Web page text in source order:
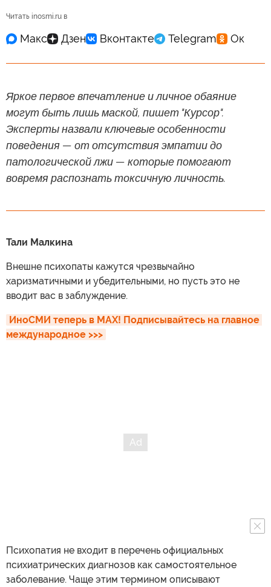
Читать inosmi.ru в
Яркое первое впечатление и личное обаяние
могут быть лишь маской, пишет "Курсор".
Эксперты назвали ключевые особенности
поведения — от отсутствия эмпатии до
патологической лжи — которые помогают
вовремя распознать токсичную личность.
Тали Малкина
Внешне психопаты кажутся чрезвычайно
харизматичными и убедительными, но пусть это не
вводит вас в заблуждение.
ИноСМИ теперь в MAX! Подписывайтесь на главное
международное >>>
Психопатия не входит в перечень официальных
психиатрических диагнозов как самостоятельное
заболевание. Чаще этим термином описывают